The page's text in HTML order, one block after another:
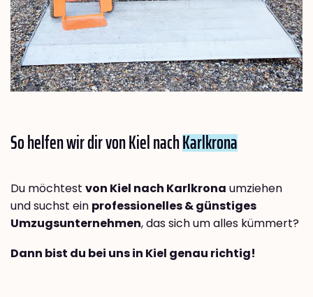
So helfen wir dir von Kiel nachKarlkrona
Du möchtest von Kiel nach Karlkrona umziehen
und suchst ein professionelles & günstiges
Umzugsunternehmen, das sich um alles kümmert?
Dann bist du bei uns in Kiel genau richtig!